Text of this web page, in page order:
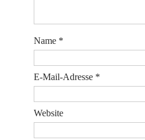
Name *
E-Mail-Adresse *
Website